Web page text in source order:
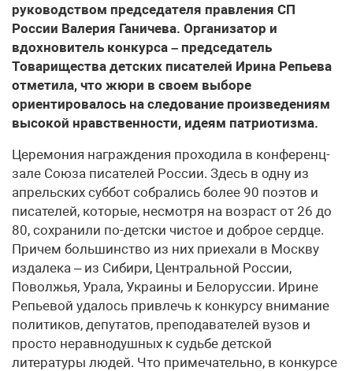
руководством председателя правления СП
России Валерия Ганичева. Организатор и
вдохновитель конкурса – председатель
Товарищества детских писателей Ирина Репьева
отметила, что жюри в своем выборе
ориентировалось на следование произведениям
высокой нравственности, идеям патриотизма.
Церемония награждения проходила в конференц-
зале Союза писателей России. Здесь в одну из
апрельских суббот собрались более 90 поэтов и
писателей, которые, несмотря на возраст от 26 до
80, сохранили по-детски чистое и доброе сердце.
Причем большинство из них приехали в Москву
издалека – из Сибири, Центральной России,
Поволжья, Урала, Украины и Белоруссии. Ирине
Репьевой удалось привлечь к конкурсу внимание
политиков, депутатов, преподавателей вузов и
просто неравнодушных к судьбе детской
литературы людей. Что примечательно, в конкурсе